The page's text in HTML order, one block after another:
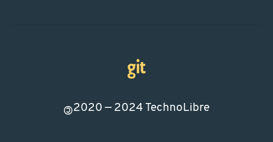
©2020 — 2024 TechnoLibre